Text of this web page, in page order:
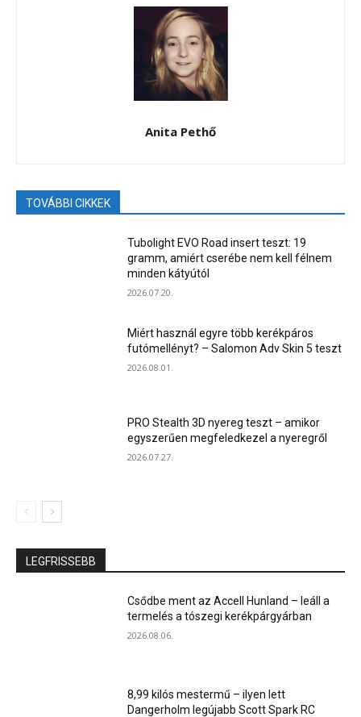
Anita Pethő
TOVÁBBI CIKKEK
Tubolight EVO Road insert teszt: 19
gramm, amiért cserébe nem kell félnem
minden kátyútól
2026.07.20.
Miért használ egyre több kerékpáros
futómellényt? – Salomon Adv Skin 5 teszt
2026.08.01.
PRO Stealth 3D nyereg teszt – amikor
egyszerűen megfeledkezel a nyeregről
2026.07.27.
LEGFRISSEBB
Csődbe ment az Accell Hunland – leáll a
termelés a tószegi kerékpárgyárban
2026.08.06.
8,99 kilós mestermű – ilyen lett
Dangerholm legújabb Scott Spark RC